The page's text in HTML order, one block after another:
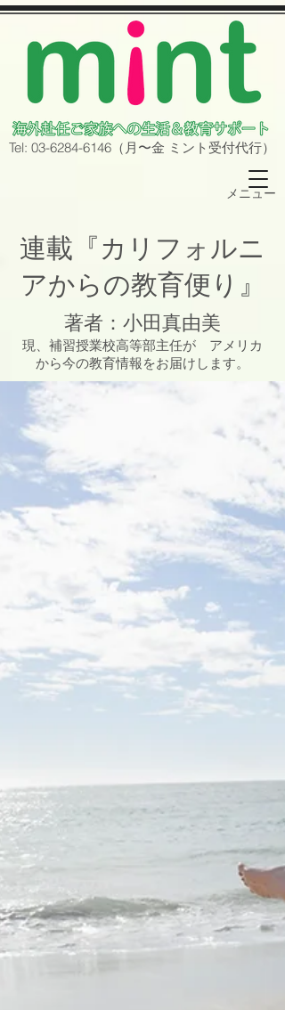
Tel: 03-6284-6146 （月〜金 ミント 受付代行）
メニュー
連載『カリフォルニ
アからの教育便り』
著者：小田真由美
現、補習授業校高等部主任が アメリカ
から今の教育情報をお届けします。